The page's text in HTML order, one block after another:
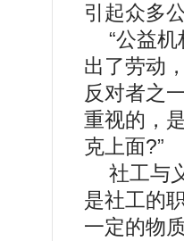
引起众多
“公益
出了劳动
反对者之
重视的，
克上面?”
社工与
是社工的
一定的物